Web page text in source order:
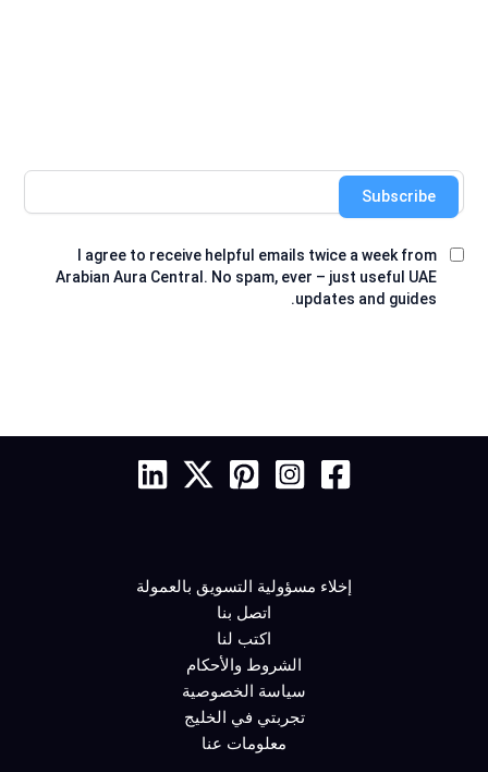
I agree to receive helpful emails twice a week from
Arabian Aura Central. No spam, ever – just useful UAE
updates and guides.
Subscribe
إخلاء مسؤولية التسويق بالعمولة
اتصل بنا
اكتب لنا
الشروط والأحكام
سياسة الخصوصية
تجربتي في الخليج
معلومات عنا